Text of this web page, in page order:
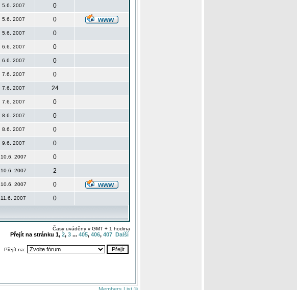
5.6. 2007
0
5.6. 2007
0
5.6. 2007
0
6.6. 2007
0
6.6. 2007
0
7.6. 2007
0
7.6. 2007
24
7.6. 2007
0
8.6. 2007
0
8.6. 2007
0
9.6. 2007
0
10.6. 2007
0
10.6. 2007
2
10.6. 2007
0
11.6. 2007 0
Časy uváděny v GMT + 1 hodina
Přejít na stránku 1, 2, 3 ... 405, 406, 407 Další
Přejít na: